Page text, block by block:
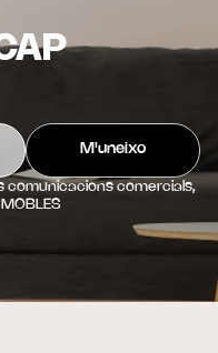
comunicacions comercials,